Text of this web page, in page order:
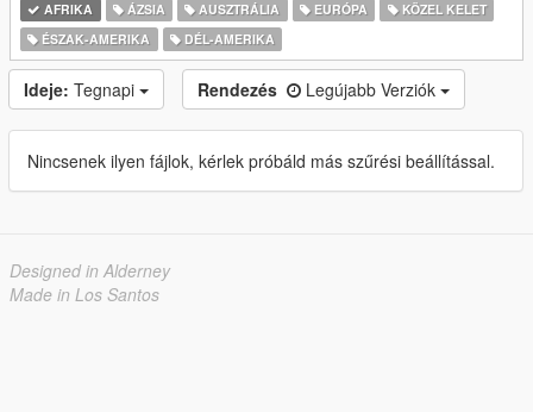
AFRIKA
ÁZSIA AUSZTRÁLIA EURÓPA
KÖZEL KELET
ÉSZAK-AMERIKA
DÉL-AMERIKA
Ideje: Tegnapi Rendezés Legújabb Verziók
Nincsenek ilyen fájlok, kérlek próbáld más szűrési beállítással.
Designed in Alderney
Made in Los Santos